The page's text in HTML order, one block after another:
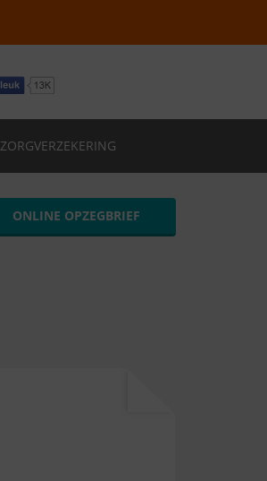
ZORGVERZEKERING
ONLINE OPZEGBRIEF